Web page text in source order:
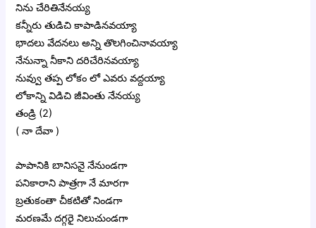
నిను చేరితినేనయ్య
కన్నీరు తుడిచి కాపాడినవయ్యా
భాదలు వేదనలు అన్ని తొలగించినావయ్యా
నేనున్నా నీకాని దరిచేరినవయ్యా
నువ్వు తప్ప లోకం లో ఎవరు వద్దయ్యా
లోకాన్ని విడిచి జీవింతు నేనయ్య
తండ్రి (2)
( నా దేవా )
పాపానికి బానిసనై నేనుండగా
పనికారాని పాత్రగా నే మారగా
బ్రతుకంతా చీకటితో నిండగా
మరణమే దగ్గరై నిలుచుండగా